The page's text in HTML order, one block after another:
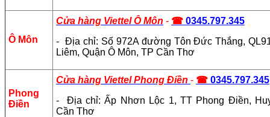
Ô Môn
Cửa hàng Viettel Ô Môn - ☎ 0345.797.345
- Địa chỉ: Số 972A đường Tôn Đức Thắng,
Liêm, Quận Ô Môn, TP Cần Thơ
Phong
Điền
Cửa hàng Viettel Phong Điền - ☎ 0345.797.345
- Địa chỉ: Ấp Nhơn Lộc 1, TT Phong Điền,
Cần Thơ